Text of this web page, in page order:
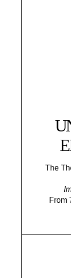
The
From